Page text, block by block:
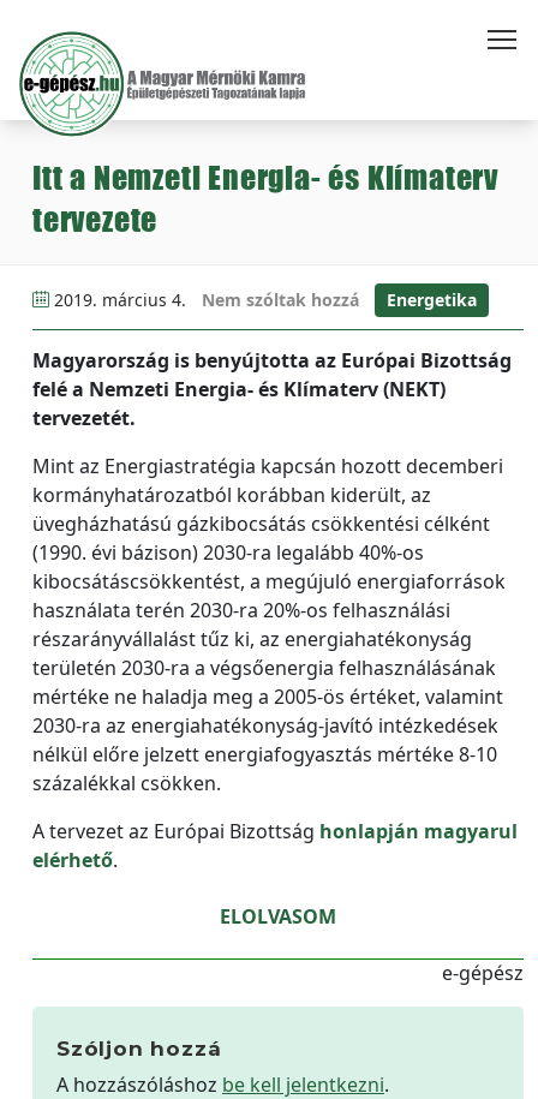
Itt a Nemzeti Energia- és Klímaterv
tervezete
2019. március 4. Nem szóltak hozzá Energetika
Magyarország is benyújtotta az Európai Bizottság
felé a Nemzeti Energia- és Klímaterv (NEKT)
tervezetét.
Mint az Energiastratégia kapcsán hozott decemberi
kormányhatározatból korábban kiderült, az
üvegházhatású gázkibocsátás csökkentési célként
(1990. évi bázison) 2030-ra legalább 40%-os
kibocsátáscsökkentést, a megújuló energiaforrások
használata terén 2030-ra 20%-os felhasználási
részarányvállalást tűz ki, az energiahatékonyság
területén 2030-ra a végsőenergia felhasználásának
mértéke ne haladja meg a 2005-ös értéket, valamint
2030-ra az energiahatékonyság-javító intézkedések
nélkül előre jelzett energiafogyasztás mértéke 8-10
százalékkal csökken.
A tervezet az Európai Bizottság honlapján magyarul
elérhető.
ELOLVASOM
e-gépész
Szóljon hozzá
A hozzászóláshoz be kell jelentkezni.